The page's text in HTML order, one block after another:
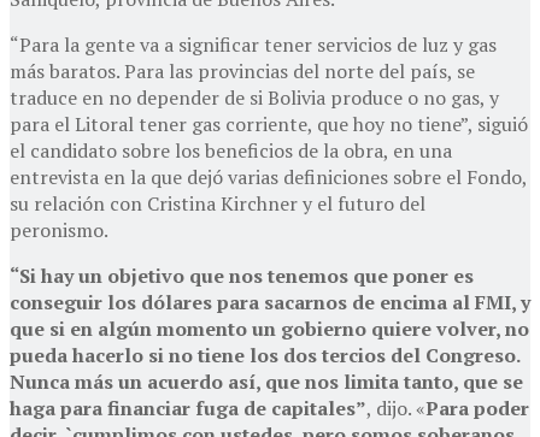
“Para la gente va a significar tener servicios de luz y gas
más baratos. Para las provincias del norte del país, se
traduce en no depender de si Bolivia produce o no gas, y
para el Litoral tener gas corriente, que hoy no tiene”, siguió
el candidato sobre los beneficios de la obra, en una
entrevista en la que dejó varias definiciones sobre el Fondo,
su relación con Cristina Kirchner y el futuro del
peronismo.
“Si hay un objetivo que nos tenemos que poner es
conseguir los dólares para sacarnos de encima al FMI, y
que si en algún momento un gobierno quiere volver, no
pueda hacerlo si no tiene los dos tercios del Congreso.
Nunca más un acuerdo así, que nos limita tanto, que se
haga para financiar fuga de capitales”, dijo. «Para poder